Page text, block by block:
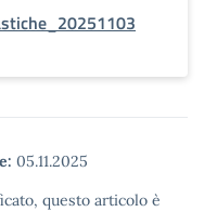
05.11.2025
questo articolo è